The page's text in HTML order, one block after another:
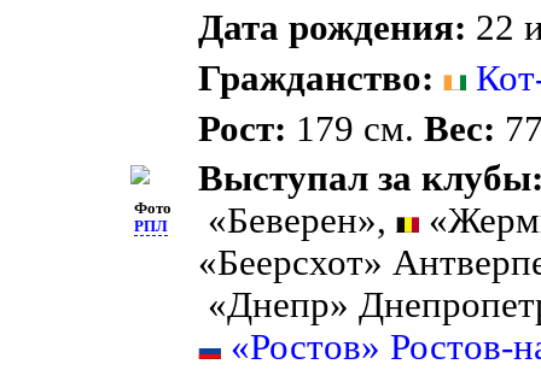
Фото
РПЛ
Дата рождения: 22
Гражданство:
Рост: 179 см.Вес:
Выступал за
«Беверен»,
«Беерсхот»
«Днепр»
«Ростов» Ростов-